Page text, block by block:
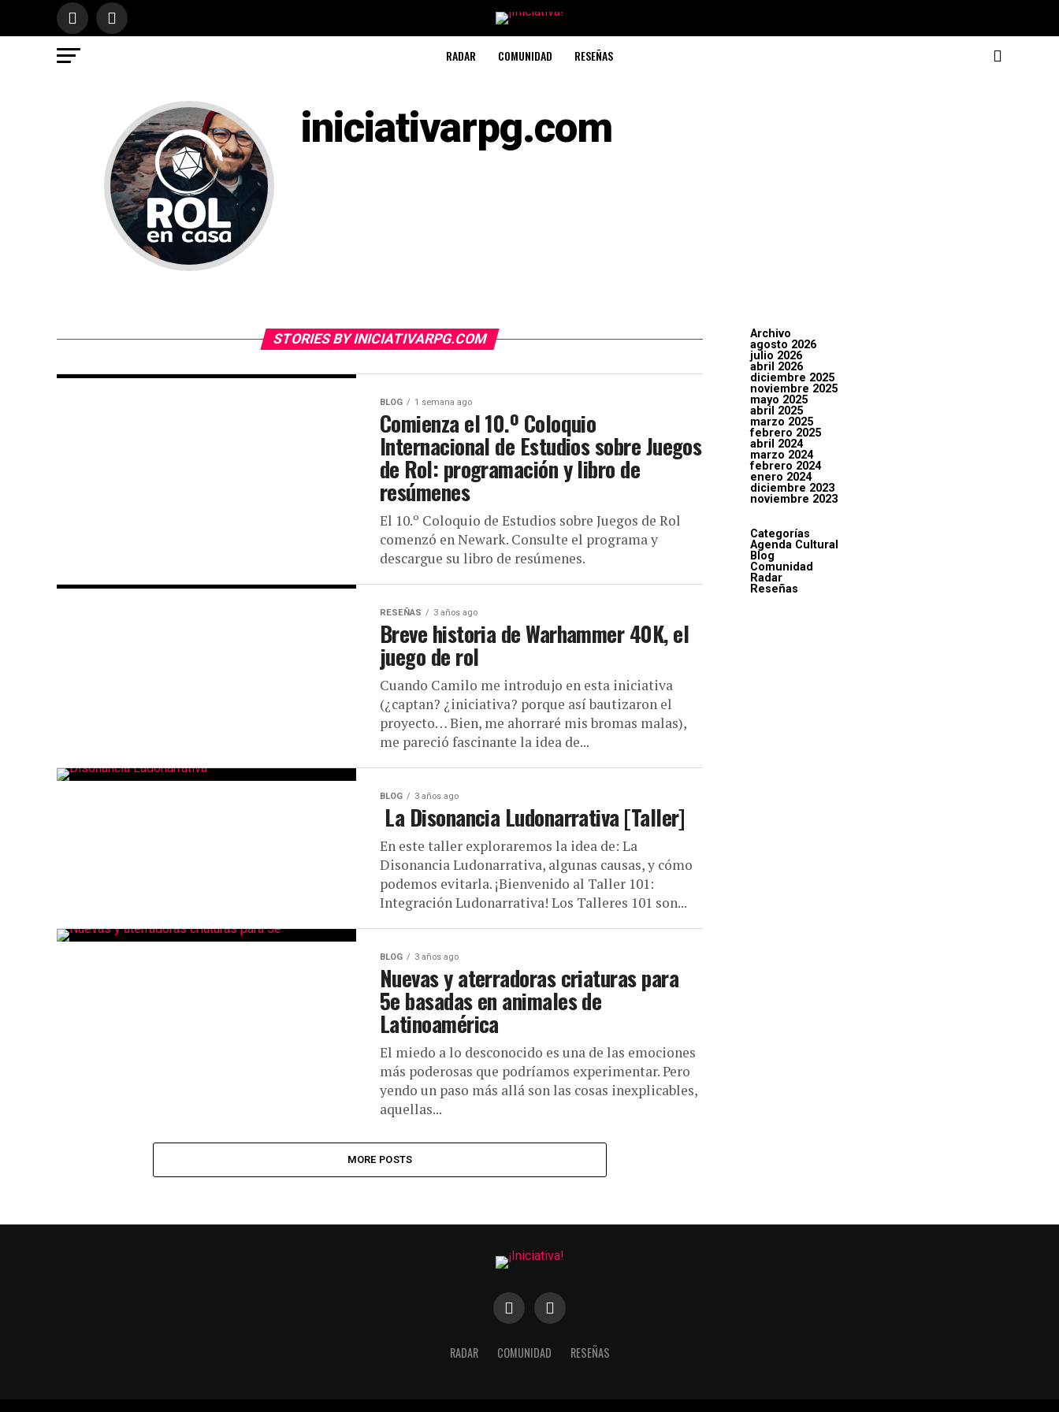
RADAR COMUNIDAD RESEÑAS
iniciativarpg.com
STORIES BY INICIATIVARPG.COM
BLOG 1 semana ago
Comienza el 10.º Coloquio
Internacional de Estudios sobre Juegos
de Rol: programación y libro de
resúmenes
El 10.º Coloquio de Estudios sobre Juegos de Rol
comenzó en Newark. Consulte el programa y
descargue su libro de resúmenes.
RESEÑAS 3 años ago
Breve historia de Warhammer 40K, el
juego de rol
Cuando Camilo me introdujo en esta iniciativa
(¿captan? ¿iniciativa? porque así bautizaron el
proyecto… Bien, me ahorraré mis bromas malas),
me pareció fascinante la idea de...
BLOG 3 años ago
La Disonancia Ludonarrativa [Taller]
En este taller exploraremos la idea de: La
Disonancia Ludonarrativa, algunas causas, y cómo
podemos evitarla. ¡Bienvenido al Taller 101:
Integración Ludonarrativa! Los Talleres 101 son...
BLOG 3 años ago
Nuevas y aterradoras criaturas para
5e basadas en animales de
Latinoamérica
El miedo a lo desconocido es una de las emociones
más poderosas que podríamos experimentar. Pero
yendo un paso más allá son las cosas inexplicables,
aquellas...
MORE POSTS
Archivo
agosto 2026
julio 2026
abril 2026
diciembre 2025
noviembre 2025
mayo 2025
abril 2025
marzo 2025
febrero 2025
abril 2024
marzo 2024
febrero 2024
enero 2024
diciembre 2023
noviembre 2023
Categorías
Agenda Cultural
Blog
Comunidad
Radar
Reseñas
RADAR COMUNIDAD RESEÑAS